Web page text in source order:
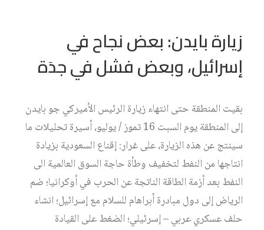
زيارة بايدن: بعض نجاح في
إسرائيل، وبعض فشل في جدَة
بقيت المنطقة حتى انتهاء زيارة الرئيس الأميركي جو بايدن
إلى المنطقة يوم السبت 16 تموز / يوليو، أسيرة تحليلات ما
سينتج عن هذه الزيارة، على غرار: إقناع السعودية بزيادة
انتاجها من النفط لتخفيف وطأة حاجة السوق العالمية الى
النفط بعد أزمة الطاقة الناتجة عن الحرب في أوكرانيا؛ ضم
الرياض إلى دول مبادرة أبراهام للسلام مع إسرائيل؛ انشاء
حلف عسكري عربي – إسرئيلي؛ الضغط على القيادة